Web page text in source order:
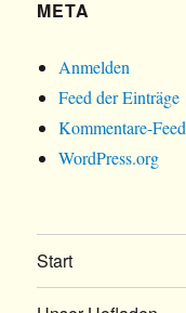
META
Anmelden
Feed der Einträge
Kommentare-Feed
WordPress.org
Start